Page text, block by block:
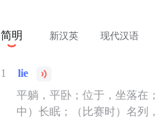
简明 新汉英 现代汉语
1
lie
平躺，平卧；位于，坐落在
中）长眠；（比赛时）名